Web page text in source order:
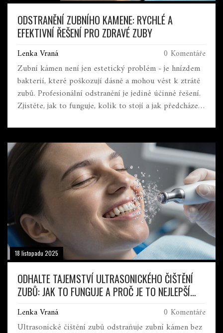
ODSTRANĚNÍ ZUBNÍHO KAMENE: RYCHLÉ A
EFEKTIVNÍ ŘEŠENÍ PRO ZDRAVÉ ZUBY
Lenka Vraná 0 Komentáře
Zubní kámen není jen estetický problém - je hnízdem
bakterií, které poškozují dásně a mohou vést k ztrátě
zubů. Profesionální odstranění je jediné účinné řešení.
Zjistěte, jak to funguje, kolik to stojí a jak předcházet
18 listopadu 2025
ODHALTE TAJEMSTVÍ ULTRASONICKÉHO ČIŠTĚNÍ
ZUBŮ: JAK TO FUNGUJE A PROČ JE TO NEJLEPŠÍ
Lenka Vraná 0 Komentáře
Ultrasonické čištění zubů odstraňuje zubní kámen bez